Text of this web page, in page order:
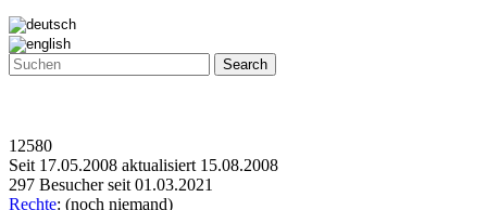
Search
12580
Seit 17.05.2008 aktualisiert 15.08.2008
297 Besucher seit 01.03.2021
Rechte: (noch niemand)